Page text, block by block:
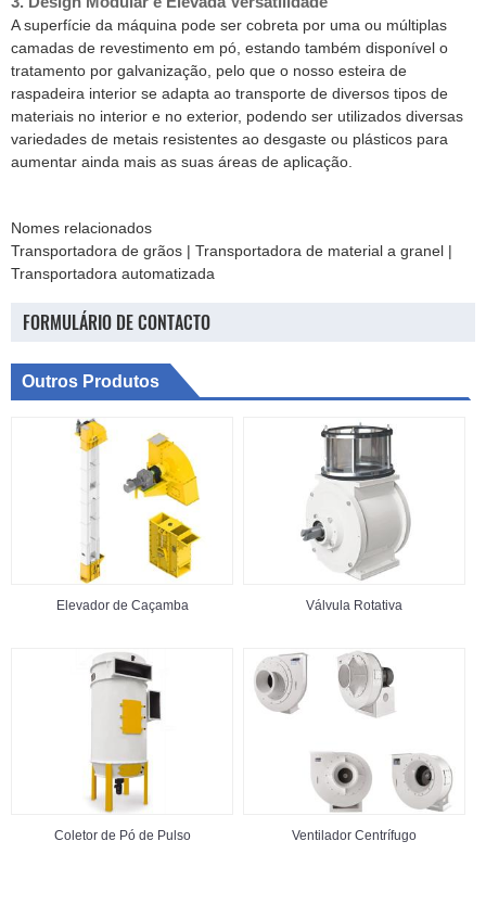
A superfície da máquina pode ser cobreta por uma ou múltiplas
camadas de revestimento em pó, estando também disponível o
tratamento por galvanização, pelo que o nosso esteira de
raspadeira interior se adapta ao transporte de diversos tipos de
materiais no interior e no exterior, podendo ser utilizados diversas
variedades de metais resistentes ao desgaste ou plásticos para
aumentar ainda mais as suas áreas de aplicação.
Nomes relacionados
Transportadora de grãos | Transportadora de material a granel |
Transportadora automatizada
FORMULÁRIO DE CONTACTO
Outros Produtos
Elevador de Caçamba Válvula Rotativa
Coletor de Pó de Pulso Ventilador Centrífugo